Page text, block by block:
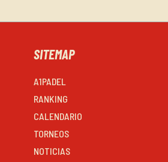
SITEMAP
A1PADEL
RANKING
CALENDARIO
TORNEOS
NOTICIAS